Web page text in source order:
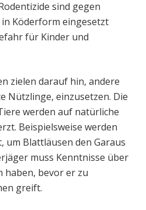
sind gegen
Köderform eingesetzt
für Kinder und
zielen darauf hin, andere
Nützlinge, einzusetzen. Die
werden auf natürliche
Beispielsweise werden
um Blattläusen den Garaus
muss Kenntnisse über
haben, bevor er zu
greift.